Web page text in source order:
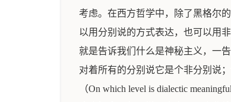
考虑。在西方哲学中，除了黑格尔
以用分别说的方式表达，也可以用
就是告诉我们什么是神秘主义，一
对着所有的分别说它是个非分别说
（On which level is dialectic